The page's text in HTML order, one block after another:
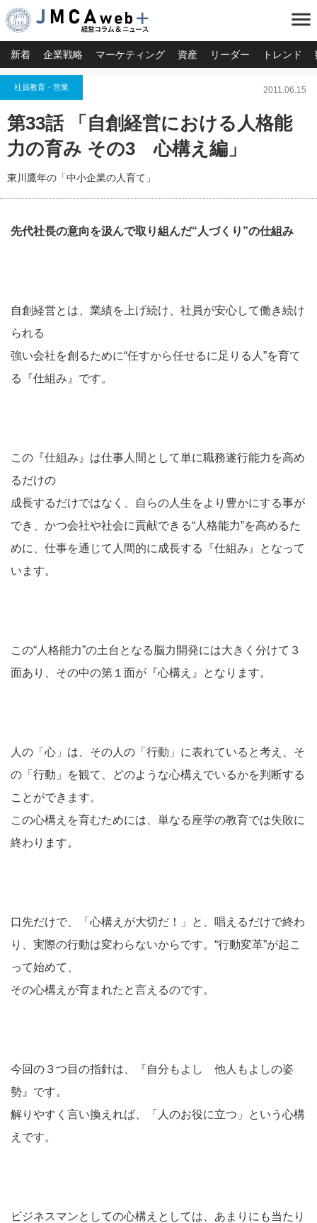
menu
新着 企業戦略 マーケティング 資産 リーダー トレンド
社員教育・営業 2011.06.15
第33話 「自創経営における人格能
力の育み その3 心構え編」
東川鷹年の「中小企業の人育て」
先代社長の意向を汲んで取り組んだ“人づくり”の仕組み
自創経営とは、業績を上げ続け、社員が安心して働き続け
られる
強い会社を創るために“任すから任せるに足りる人”を育て
る『仕組み』です。
この『仕組み』は仕事人間として単に職務遂行能力を高め
るだけの
成長するだけではなく、自らの人生をより豊かにする事が
でき、かつ会社や社会に貢献できる“人格能力”を高めるた
めに、仕事を通じて人間的に成長する『仕組み』となって
います。
この“人格能力”の土台となる脳力開発には大きく分けて３
面あり、その中の第１面が『心構え』となります。
人の「心」は、その人の「行動」に表れていると考え、そ
の「行動」を観て、どのような心構えでいるかを判断する
ことができます。
この心構えを育むためには、単なる座学の教育では失敗に
終わります。
口先だけで、「心構えが大切だ！」と、唱えるだけで終わ
り、実際の行動は変わらないからです。“行動変革”が起こ
って始めて、
その心構えが育まれたと言えるのです。
今回の３つ目の指針は、『自分もよし 他人もよしの姿
勢』です。
解りやすく言い換えれば、「人のお役に立つ」という心構
えです。
ビジネスマンとしての心構えとしては、あまりにも当たり